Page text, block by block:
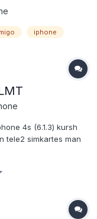
iphone
4s (6.1.3) kursh
tele2 simkartes man
lai varu pazvanit un